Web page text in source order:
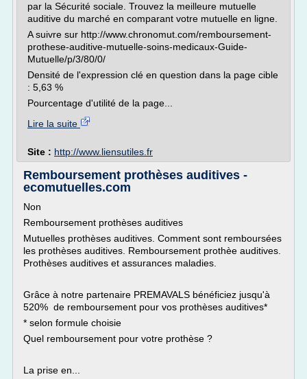
par la Sécurité sociale. Trouvez la meilleure mutuelle
auditive du marché en comparant votre mutuelle en ligne.
A suivre sur http://www.chronomut.com/remboursement-
prothese-auditive-mutuelle-soins-medicaux-Guide-
Mutuelle/p/3/80/0/
Densité de l'expression clé en question dans la page cible
: 5,63 %
Pourcentage d'utilité de la page...
Lire la suite
Site : http://www.liensutiles.fr
Remboursement prothèses auditives -
ecomutuelles.com
Non
Remboursement prothèses auditives
Mutuelles prothèses auditives. Comment sont remboursées
les prothèses auditives. Remboursement prothèe auditives.
Prothèses auditives et assurances maladies.
Grâce à notre partenaire PREMAVALS bénéficiez jusqu'à
520% de remboursement pour vos prothèses auditives*
* selon formule choisie
Quel remboursement pour votre prothèse ?
La prise en...